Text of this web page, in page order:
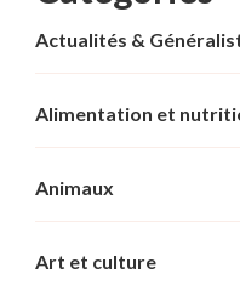
Actualités &
Alimentation et
Animaux
Art et culture